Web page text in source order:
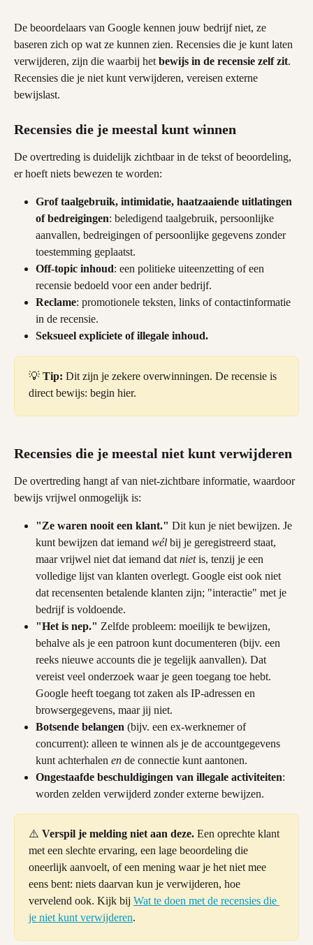
De beoordelaars van Google kennen jouw bedrijf niet, ze
baseren zich op wat ze kunnen zien. Recensies die je kunt laten
verwijderen, zijn die waarbij het bewijs in de recensie zelf zit.
Recensies die je niet kunt verwijderen, vereisen externe
bewijslast.
Recensies die je meestal kunt winnen
De overtreding is duidelijk zichtbaar in de tekst of beoordeling,
er hoeft niets bewezen te worden:
Grof taalgebruik, intimidatie, haatzaaiende uitlatingen
of bedreigingen: beledigend taalgebruik, persoonlijke
aanvallen, bedreigingen of persoonlijke gegevens zonder
toestemming geplaatst.
Off-topic inhoud: een politieke uiteenzetting of een
recensie bedoeld voor een ander bedrijf.
Reclame: promotionele teksten, links of contactinformatie
in de recensie.
Seksueel expliciete of illegale inhoud.
💡 Tip: Dit zijn je zekere overwinningen. De recensie is
direct bewijs: begin hier.
Recensies die je meestal niet kunt verwijderen
De overtreding hangt af van niet-zichtbare informatie, waardoor
bewijs vrijwel onmogelijk is:
"Ze waren nooit een klant." Dit kun je niet bewijzen. Je
kunt bewijzen dat iemand wél bij je geregistreerd staat,
maar vrijwel niet dat iemand dat niet is, tenzij je een
volledige lijst van klanten overlegt. Google eist ook niet
dat recensenten betalende klanten zijn; "interactie" met je
bedrijf is voldoende.
"Het is nep." Zelfde probleem: moeilijk te bewijzen,
behalve als je een patroon kunt documenteren (bijv. een
reeks nieuwe accounts die je tegelijk aanvallen). Dat
vereist veel onderzoek waar je geen toegang toe hebt.
Google heeft toegang tot zaken als IP-adressen en
browsergegevens, maar jij niet.
Botsende belangen (bijv. een ex-werknemer of
concurrent): alleen te winnen als je de accountgegevens
kunt achterhalen en de connectie kunt aantonen.
Ongestaafde beschuldigingen van illegale activiteiten:
worden zelden verwijderd zonder externe bewijzen.
⚠️ Verspil je melding niet aan deze. Een oprechte klant
met een slechte ervaring, een lage beoordeling die
oneerlijk aanvoelt, of een mening waar je het niet mee
eens bent: niets daarvan kun je verwijderen, hoe
vervelend ook. Kijk bij Wat te doen met de recensies die
je niet kunt verwijderen.